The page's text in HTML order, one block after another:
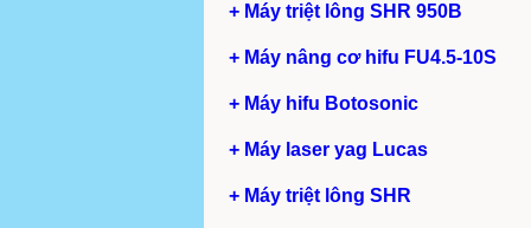
+ Máy triệt lông SHR 950B
+ Máy nâng cơ hifu FU4.5-10S
+ Máy hifu Botosonic
+ Máy laser yag Lucas
+ Máy triệt lông SHR